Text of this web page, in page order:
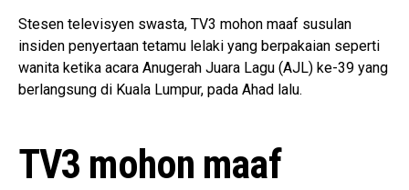
Stesen televisyen swasta, TV3 mohon maaf susulan
insiden penyertaan tetamu lelaki yang berpakaian seperti
wanita ketika acara Anugerah Juara Lagu (AJL) ke-39 yang
berlangsung di Kuala Lumpur, pada Ahad lalu.
TV3 mohon maaf